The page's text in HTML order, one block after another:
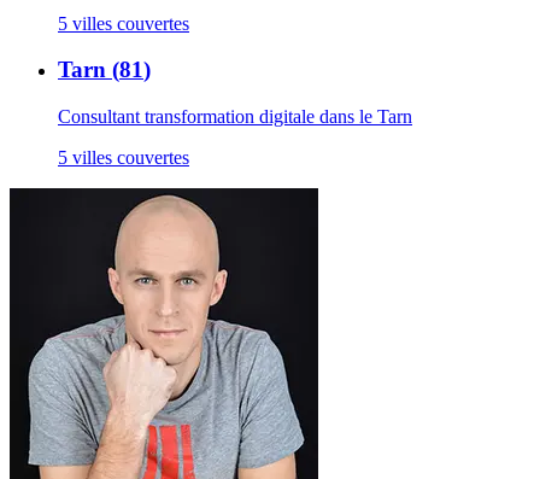
5 villes couvertes
Tarn (81)
Consultant transformation digitale dans le Tarn
5 villes couvertes